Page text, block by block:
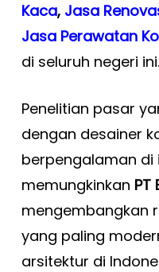
Kaca, Jasa
Jasa Perawatan
di seluruh negeri ini.
Penelitian pasar
dengan desainer
berpengalaman di
memungkinkan PT
mengembangkan
yang paling
arsitektur di